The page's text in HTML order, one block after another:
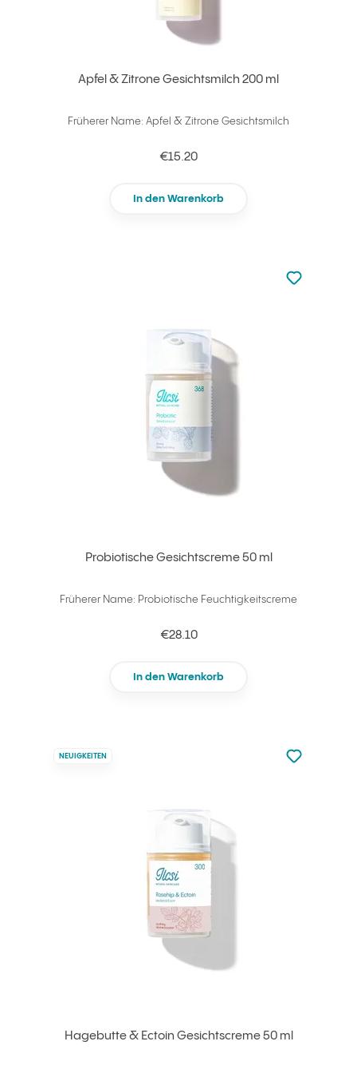
Apfel & Zitrone Gesichtsmilch 200 ml
Früherer Name: Apfel & Zitrone Gesichtsmilch
€15.20
In den Warenkorb
Probiotische Gesichtscreme 50 ml
Früherer Name: Probiotische Feuchtigkeitscreme
€28.10
In den Warenkorb
zu den
zu Ihren
Hagebutte & Ectoin Gesichtscreme 50 ml
NEUIGKEITEN
zu den
zu Ihren